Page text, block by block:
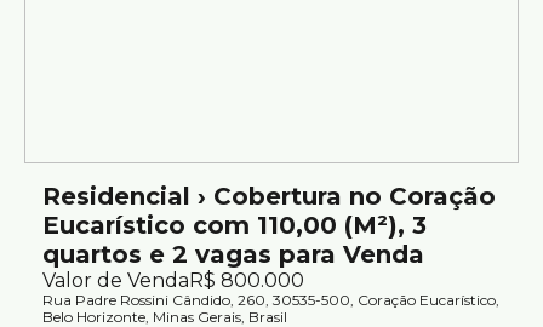
Residencial › Cobertura no Coração
Eucarístico com 110,00 (M²), 3
quartos e 2 vagas para Venda
R$ 800.000
Valor de Venda
Rua Padre Rossini Cândido, 260, 30535-500, Coração Eucarístico,
Belo Horizonte, Minas Gerais, Brasil